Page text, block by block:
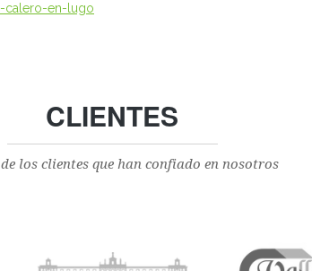
calero-en-lugo
CLIENTES
los clientes que han confiado en nosotros